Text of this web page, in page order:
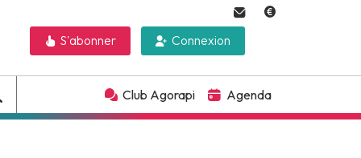
Connexion
S'abonner
Club Agorapi Agenda